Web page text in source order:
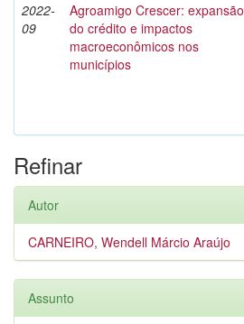
2022-
09
Agroamigo Crescer: expansão
do crédito e impactos
macroeconômicos nos
municípios
Refinar
Autor
CARNEIRO, Wendell Márcio Araújo
Assunto